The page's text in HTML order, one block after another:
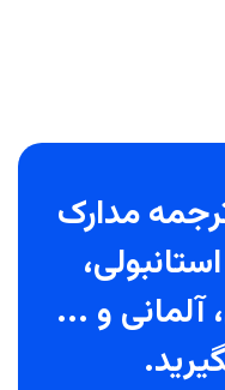
مدارک
آلمانی و ...